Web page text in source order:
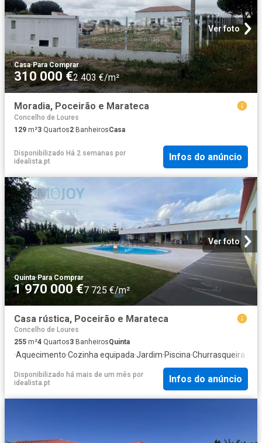
Ver foto
Casa·Para Comprar
310 000 €2 403 €/m²
Moradia, Poceirão e Marateca
Concelho de Loures
129 m²3 Quartos2 BanheirosCasa
Disponibilizado Há 2 semanas por
idealista.pt
Infos do anúncio
Ver foto
Quinta·Para Comprar
1 970 000 €7 725 €/m²
Casa rústica, Poceirão e Marateca
Concelho de Loures
255 m²4 Quartos3 BanheirosQuinta
·Aquecimento·Cozinha equipada·Jardim·Piscina·Churrasqueira
Disponibilizado há mais de um mês por
idealista.pt
Infos do anúncio